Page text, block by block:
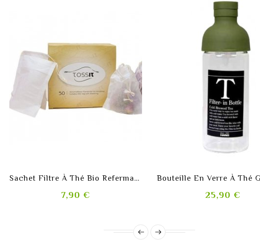
Sachet Filtre À Thé Bio Refermable Avec Cordon
7,90 €
shopping_cart
25,90 €